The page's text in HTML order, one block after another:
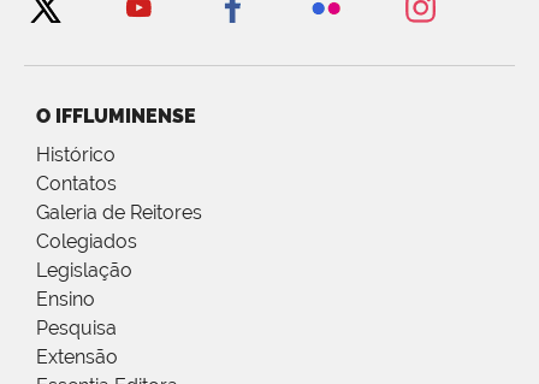
O IFFLUMINENSE
Histórico
Contatos
Galeria de Reitores
Colegiados
Legislação
Ensino
Pesquisa
Extensão